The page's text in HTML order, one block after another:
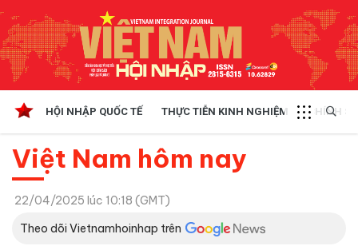
HỘI NHẬP QUỐC TẾ THỰC TIỄN KINH NGHIỆM CHÍNH
Việt Nam hôm nay
22/04/2025 lúc 10:18 (GMT)
Theo dõi Vietnamhoinhap trên